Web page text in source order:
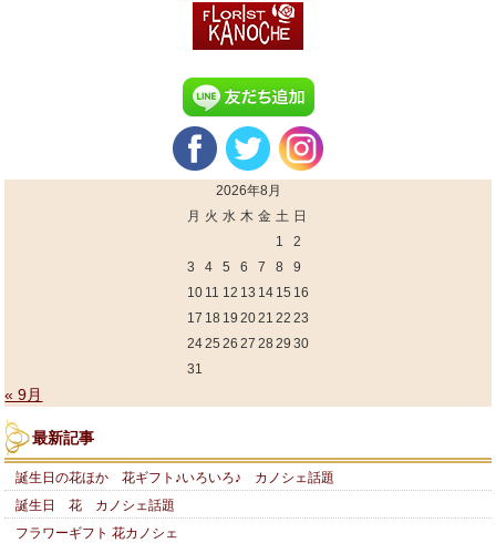
2026年8月
月 火 水 木 金 土 日
1
2
3
4 5 6 7 8
9
10 11 12 13 14 15 16
17 18 19 2021 22 23
2425 26 27 28 29 30
31
« 9月
最新記事
誕生日の花ほか 花ギフト♪いろいろ♪ カノシェ話題
誕生日 花 カノシェ話題
フラワーギフト 花カノシェ